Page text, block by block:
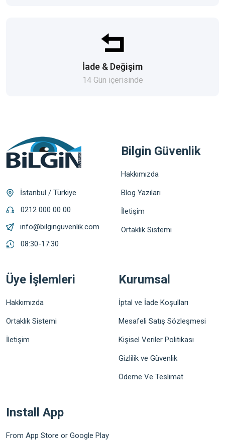
İade & Değişim
14 Gün içerisinde
İstanbul / Türkiye
0212 000 00 00
info@bilginguvenlik.com
08:30-17:30
Bilgin Güvenlik
Hakkımızda
Blog Yazıları
İletişim
Ortaklık Sistemi
Üye İşlemleri
Hakkımızda
Ortaklık Sistemi
İletişim
Kurumsal
İptal ve İade Koşulları
Mesafeli Satış Sözleşmesi
Kişisel Veriler Politikası
Gizlilik ve Güvenlik
Ödeme Ve Teslimat
Install App
From App Store or Google Play